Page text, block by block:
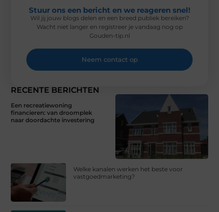
RECENTE BERICHTEN
Een recreatiewoning
financieren: van droomplek
naar doordachte investering
Welke kanalen werken het beste voor
vastgoedmarketing?
Stuur ons een bericht en we reageren snel!
Wil jij jouw blogs delen en een breed publiek bereiken?
Wacht niet langer en registreer je vandaag nog op
Gouden-tip.nl
Neem contact op